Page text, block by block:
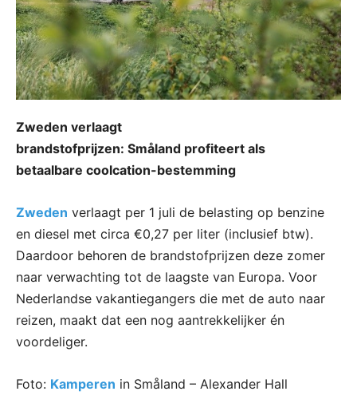
Zweden verlaagt
brandstofprijzen: Småland profiteert als
betaalbare coolcation-bestemming
Zweden verlaagt per 1 juli de belasting op benzine
en diesel met circa €0,27 per liter (inclusief btw).
Daardoor behoren de brandstofprijzen deze zomer
naar verwachting tot de laagste van Europa. Voor
Nederlandse vakantiegangers die met de auto naar
reizen, maakt dat een nog aantrekkelijker én
voordeliger.
Foto: Kamperen in Småland – Alexander Hall